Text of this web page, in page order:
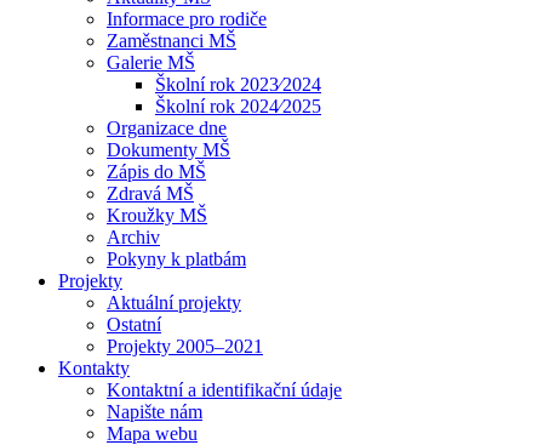
Informace pro rodiče
Zaměstnanci MŠ
Galerie MŠ
Školní rok 2023⁄2024
Školní rok 2024⁄2025
Organizace dne
Dokumenty MŠ
Zápis do MŠ
Zdravá MŠ
Kroužky MŠ
Archiv
Pokyny k platbám
Projekty
Aktuální projekty
Ostatní
Projekty 2005–2021
Kontakty
Kontaktní a identifikační údaje
Napište nám
Mapa webu